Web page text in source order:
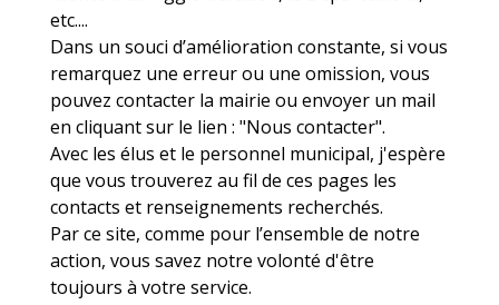
etc....
Dans un souci d’amélioration constante, si vous
remarquez une erreur ou une omission, vous
pouvez contacter la mairie ou envoyer un mail
en cliquant sur le lien : "Nous contacter".
Avec les élus et le personnel municipal, j'espère
que vous trouverez au fil de ces pages les
contacts et renseignements recherchés.
Par ce site, comme pour l’ensemble de notre
action, vous savez notre volonté d'être
toujours à votre service.